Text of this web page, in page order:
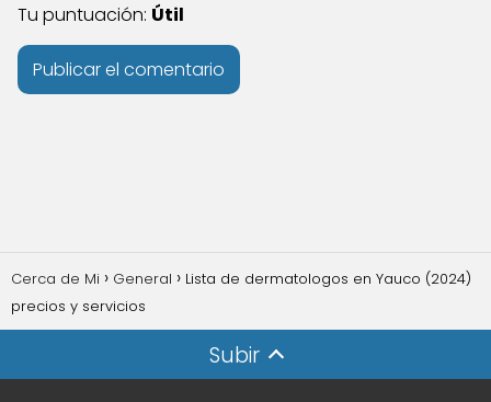
Tu puntuación: Útil
Cerca de Mi General
Lista de dermatologos en Yauco (2024)
precios y servicios
Subir